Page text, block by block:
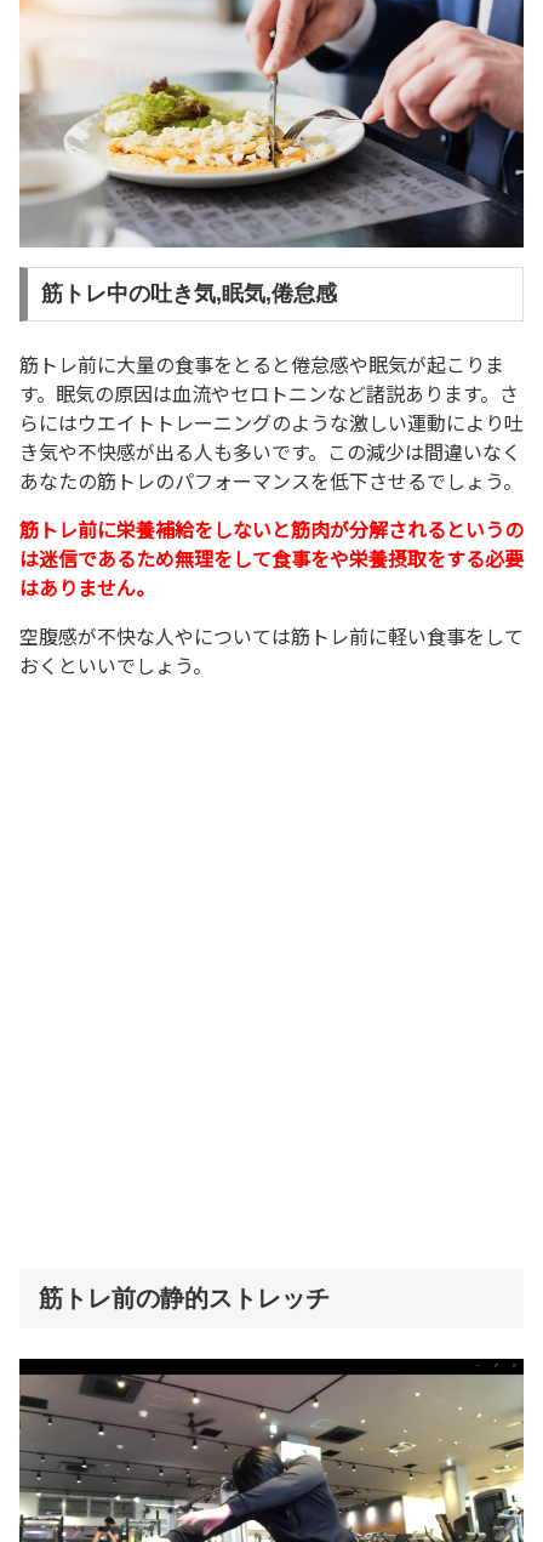
筋トレ中の吐き気,眠気,倦怠感
筋トレ前に大量の食事をとると倦怠感や眠気が起こりま
す。眠気の原因は血流やセロトニンなど諸説あります。さ
らにはウエイトトレーニングのような激しい運動により吐
き気や不快感が出る人も多いです。この減少は間違いなく
あなたの筋トレのパフォーマンスを低下させるでしょう。
筋トレ前に栄養補給をしないと筋肉が分解されるというの
は迷信であるため無理をして食事をや栄養摂取をする必要
はありません。
空腹感が不快な人やについては筋トレ前に軽い食事をして
おくといいでしょう。
筋トレ前の静的ストレッチ